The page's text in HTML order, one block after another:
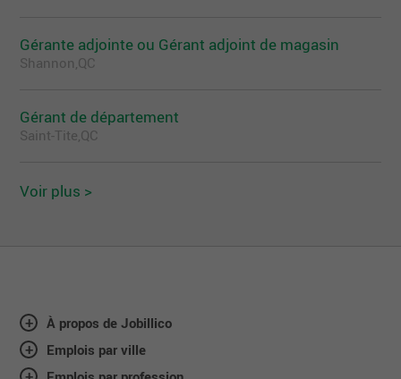
Gérante adjointe ou Gérant adjoint de magasin
Shannon,QC
Gérant de département
Saint-Tite,QC
Voir plus >
À propos de Jobillico
Emplois par ville